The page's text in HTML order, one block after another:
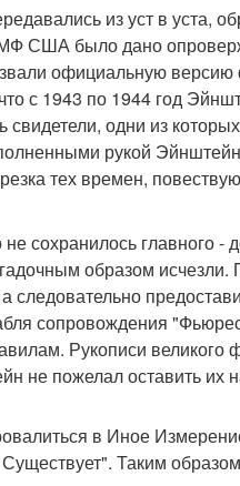
из уст в уста,
США было дано
официальную
с 1943 по 1944 год
одни из
рукой
тех времен,
сохранилось главного
образом исчезли.
следовательно
сопровождения
Рукописи
не пожелал оставить их
в Иное
Таким